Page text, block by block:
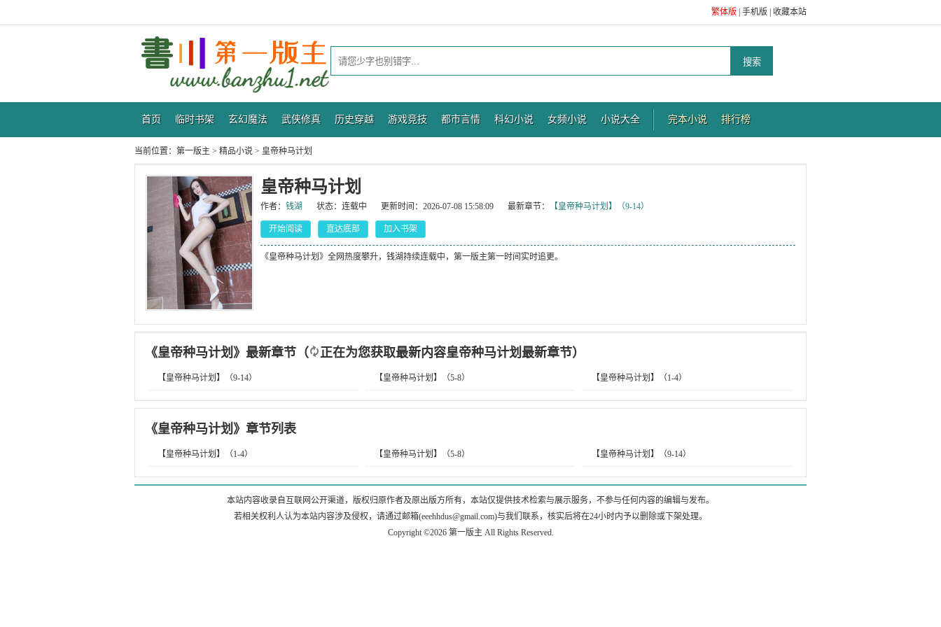
繁体版 手机版 收藏本站
首页 临时书架 玄幻魔法 武侠修真 历史穿越 游戏竞技 都市言情 科幻小说 女频小说 小说大全 完本小说 排行榜
当前位置： 第一版主 > 精品小说 > 皇帝种马计划
皇帝种马计划
作者： 钱湖 状态： 连载中 更新时间： 2026-07-08 15:58:09 最新章节： 【皇帝种马计划】（9-14）
开始阅读 直达底部 加入书架
《皇帝种马计划》全网热度攀升，钱湖持续连载中，第一版主第一时间实时追更。
《皇帝种马计划 》最新章节 （ 正在为您获取最新内容皇帝种马计划最新章节）
【皇帝种马计划】（9-14） 【皇帝种马计划】（5-8） 【皇帝种马计划】（1-4）
《皇帝种马计划 》章节列表
【皇帝种马计划】（1-4） 【皇帝种马计划】（5-8） 【皇帝种马计划】（9-14）
本站内容收录自互联网公开渠道，版权归原作者及原出版方所有，本站仅提供技术检索与展示服务，不参与任何内容的编辑与发布。
若相关权利人认为本站内容涉及侵权，请通过邮箱(eeehhdus@gmail.com)与我们联系，核实后将在24小时内予以删除或下架处理。
Copyright ©2026 第一版主 All Rights Reserved.